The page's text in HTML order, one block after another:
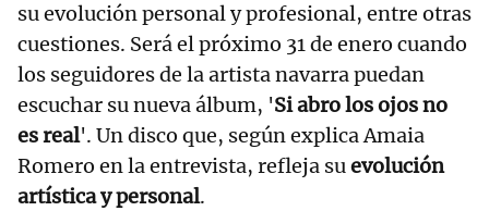
su evolución personal y profesional, entre otras
cuestiones. Será el próximo 31 de enero cuando
los seguidores de la artista navarra puedan
escuchar su nueva álbum, 'Si abro los ojos no
es real'. Un disco que, según explica Amaia
Romero en la entrevista, refleja suevolución
artística y personal.